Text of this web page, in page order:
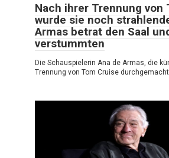
Nach ihrer Trennung von
wurde sie noch
Armas betrat den Saal
verstummten
Die Schauspielerin Ana de Armas, die
Trennung von Tom Cruise durchgemacht